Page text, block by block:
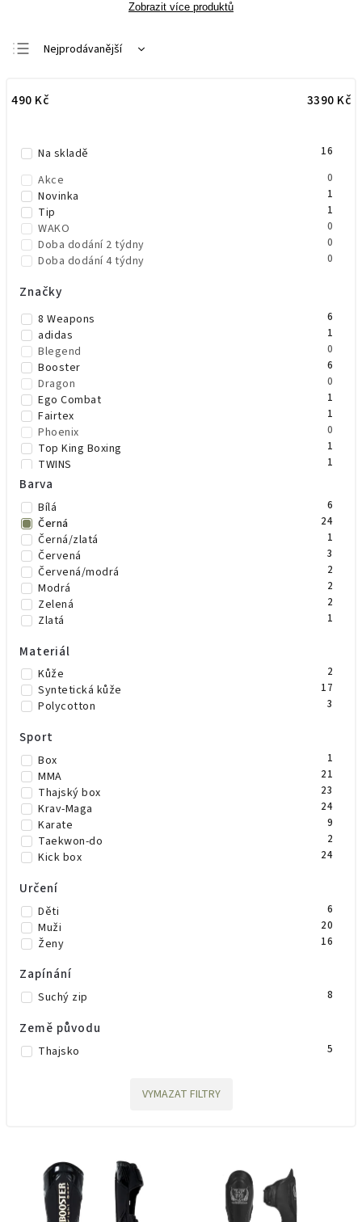
Zobrazit více produktů
Nejlevnější
Nejprodávanější
Abecedně
490 Kč 3390 Kč
Na skladě 16
Akce 0
Novinka 1
Tip 1
WAKO 0
Doba dodání 2 týdny 0
Doba dodání 4 týdny 0
Značky
8 Weapons 6
adidas 1
Blegend 0
Booster 6
Dragon 0
Ego Combat 1
Fairtex 1
Phoenix 0
Top King Boxing 1
TWINS 1
Venum
Barva
Bílá 6
Černá 24
Černá/zlatá 1
Červená 3
Červená/modrá 2
Modrá 2
Zelená 2
Zlatá 1
Materiál
Kůže 2
Syntetická kůže 17
Polycotton 3
Sport
Box 1
MMA 21
Thajský box 23
Krav-Maga 24
Karate 9
Taekwon-do 2
Kick box 24
Určení
Děti 6
Muži 20
Ženy 16
Zapínání
Suchý zip 8
Země původu
Thajsko 5
VYMAZAT FILTRY